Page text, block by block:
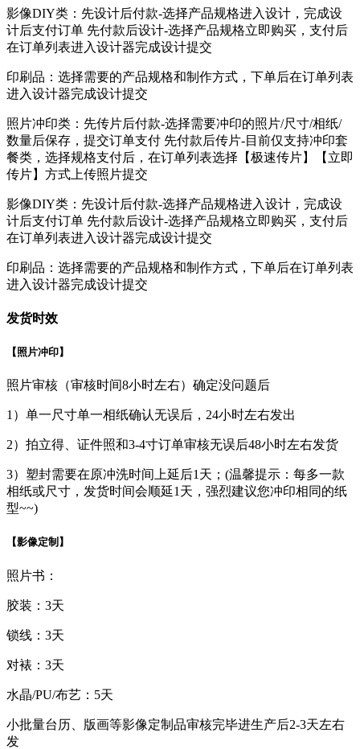
影像DIY类：先设计后付款-选择产品规格进入设计，完成设
计后支付订单 先付款后设计-选择产品规格立即购买，支付后
在订单列表进入设计器完成设计提交
印刷品：选择需要的产品规格和制作方式，下单后在订单列表
进入设计器完成设计提交
照片冲印类：先传片后付款-选择需要冲印的照片/尺寸/相纸/
数量后保存，提交订单支付 先付款后传片-目前仅支持冲印套
餐类，选择规格支付后，在订单列表选择【极速传片】【立即
传片】方式上传照片提交
影像DIY类：先设计后付款-选择产品规格进入设计，完成设
计后支付订单 先付款后设计-选择产品规格立即购买，支付后
在订单列表进入设计器完成设计提交
印刷品：选择需要的产品规格和制作方式，下单后在订单列表
进入设计器完成设计提交
发货时效
【照片冲印】
照片审核（审核时间8小时左右）确定没问题后
1）单一尺寸单一相纸确认无误后，24小时左右发出
2）拍立得、证件照和3-4寸订单审核无误后48小时左右发货
3）塑封需要在原冲洗时间上延后1天；(温馨提示：每多一款
相纸或尺寸，发货时间会顺延1天，强烈建议您冲印相同的纸
型~~)
【影像定制】
照片书：
胶装：3天
锁线：3天
对裱：3天
水晶/PU/布艺：5天
小批量台历、版画等影像定制品审核完毕进生产后2-3天左右
发